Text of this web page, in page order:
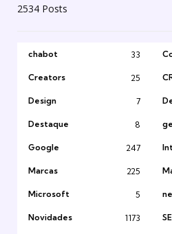
2534 Posts
chabot 33
Creators 25
Design 7
Destaque 8
Google 247
Marcas 225
Microsoft 5
Novidades 1173